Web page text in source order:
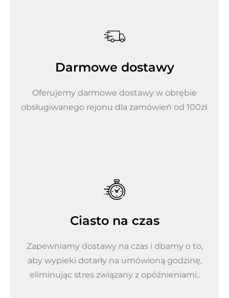
Darmowe dostawy
Oferujemy darmowe dostawy w obrębie
obsługiwanego rejonu dla zamówień od 100zł.
Ciasto na czas
Zapewniamy dostawy na czas i dbamy o to,
aby wypieki dotarły na umówioną godzinę,
eliminując stres związany z opóźnieniami..